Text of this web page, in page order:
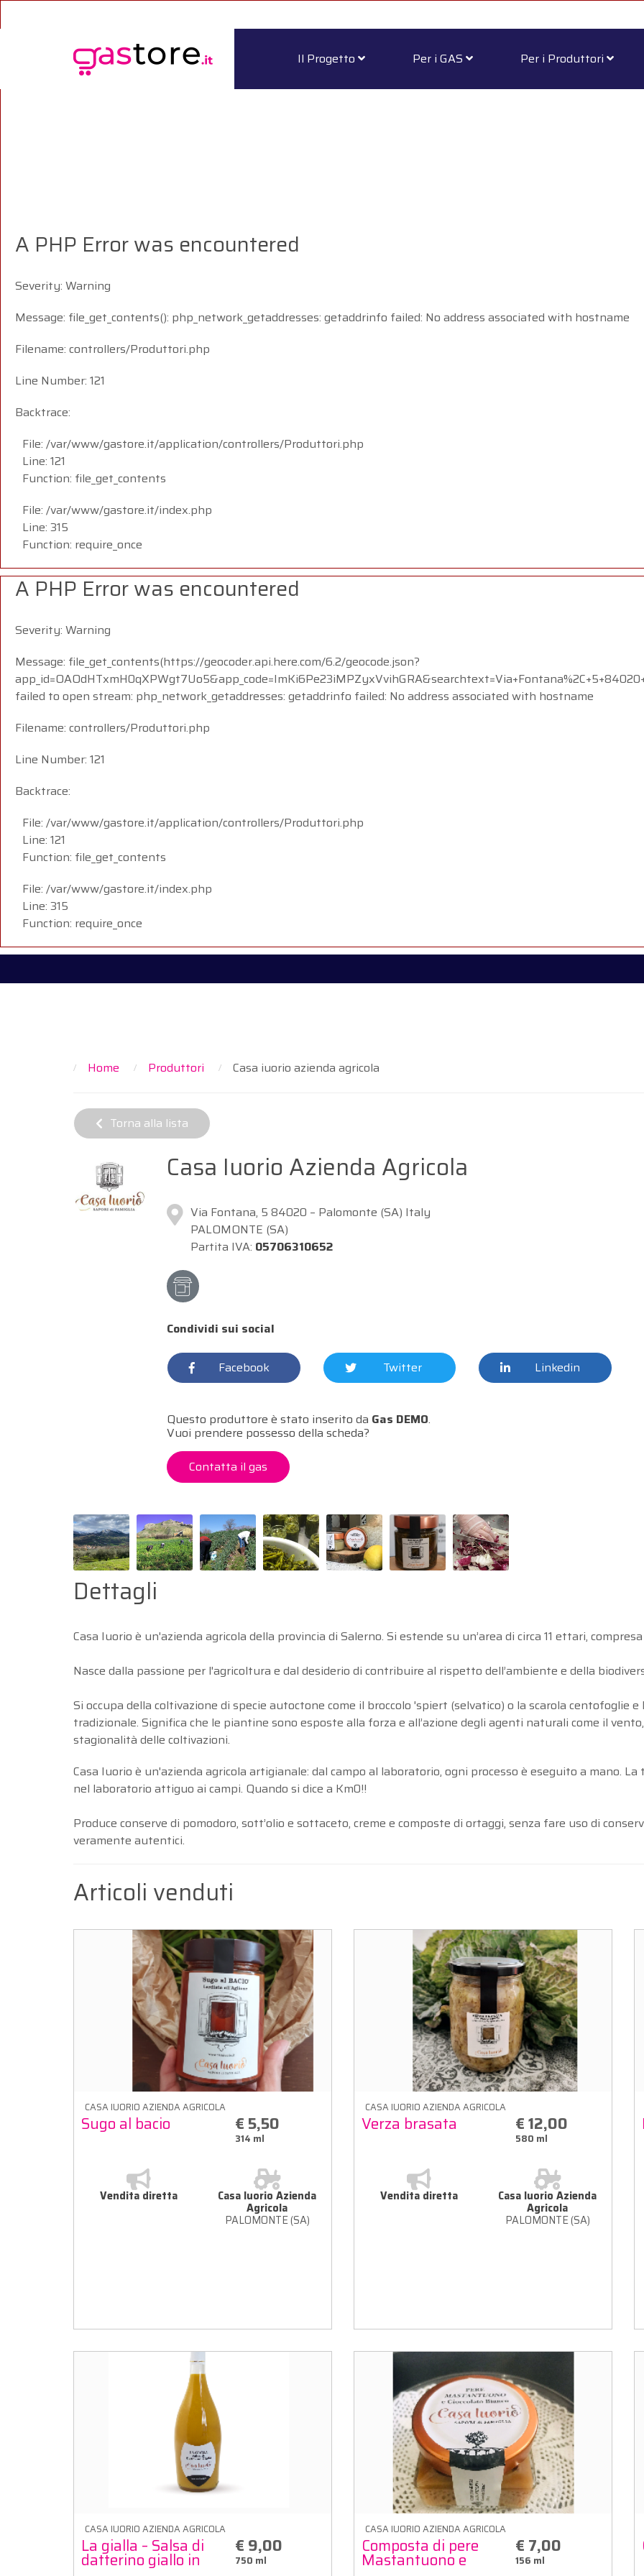
A PHP Error was encountered
Severity: Warning
Message: file_get_contents(): php_network_getaddresses: getaddrinfo failed: No address associated with hostname
Filename: controllers/Produttori.php
Line Number: 121
Backtrace:
File: /var/www/gastore.it/application/controllers/Produttori.php
Line: 121
Function: file_get_contents
File: /var/www/gastore.it/index.php
Line: 315
Function: require_once
A PHP Error was encountered
Severity: Warning
Message: file_get_contents(https://geocoder.api.here.com/6.2/geocode.json?
failed to open stream: php_network_getaddresses: getaddrinfo failed: No address associated with hostname
Filename: controllers/Produttori.php
Line Number: 121
Backtrace:
File: /var/www/gastore.it/application/controllers/Produttori.php
Line: 121
Function: file_get_contents
File: /var/www/gastore.it/index.php
Line: 315
Function: require_once
Il Progetto Per i GAS Per i Produttori
Home Produttori Casa iuorio azienda agricola
Torna alla lista
Casa Iuorio Azienda Agricola
Via Fontana, 5 84020 – Palomonte (SA) Italy
PALOMONTE (SA)
Partita IVA: 05706310652
Condividi sui social
Facebook Twitter Linkedin
Questo produttore è stato inserito da Gas DEMO.
Vuoi prendere possesso della scheda?
Contatta il gas
Dettagli
Casa Iuorio è un'azienda agricola della provincia di Salerno. Si estende su un’area di circa 11 ettari,
Nasce dalla passione per l'agricoltura e dal desiderio di contribuire al rispetto dell’ambiente e della
Si occupa della coltivazione di specie autoctone come il broccolo 'spiert (selvatico) o la scarola centofoglie
tradizionale. Significa che le piantine sono esposte alla forza e all’azione degli agenti naturali come il
stagionalità delle coltivazioni.
Casa Iuorio è un'azienda agricola artigianale: dal campo al laboratorio, ogni processo è eseguito a mano.
nel laboratorio attiguo ai campi. Quando si dice a Km0!!
Produce conserve di pomodoro, sott’olio e sottaceto, creme e composte di ortaggi, senza fare uso di
veramente autentici.
Articoli venduti
CASA IUORIO AZIENDA AGRICOLA
Sugo al bacio € 5,50
314 ml
Vendita diretta Casa Iuorio Azienda
Agricola
PALOMONTE (SA)
CASA IUORIO AZIENDA AGRICOLA
Verza brasata € 12,00
580 ml
Vendita diretta Casa Iuorio Azienda
Agricola
PALOMONTE (SA)
CASA IUORIO AZIENDA AGRICOLA
La gialla – Salsa di
datterino giallo in
€ 9,00
750 ml
CASA IUORIO AZIENDA AGRICOLA
Composta di pere
Mastantuono e
€ 7,00
156 ml